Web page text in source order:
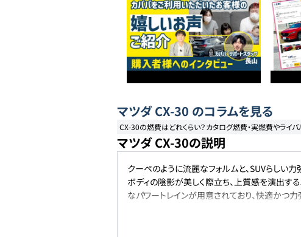
マツダ CX-30 のコラムを見る
CX-30の燃費はどれくらい？カタログ燃費・実燃費やライ
マツダ CX-30の説明
クーペのように流麗なフォルムと、SUVらしい
ボディの陰影が美しく際立ち、上質感を演出す
なパワートレインが用意されており、快適かつ